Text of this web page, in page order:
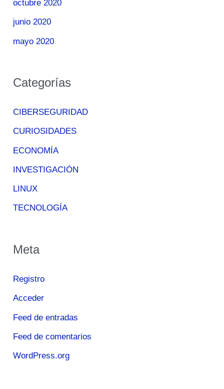
octubre 2020
junio 2020
mayo 2020
Categorías
CIBERSEGURIDAD
CURIOSIDADES
ECONOMÍA
INVESTIGACIÓN
LINUX
TECNOLOGÍA
Meta
Registro
Acceder
Feed de entradas
Feed de comentarios
WordPress.org